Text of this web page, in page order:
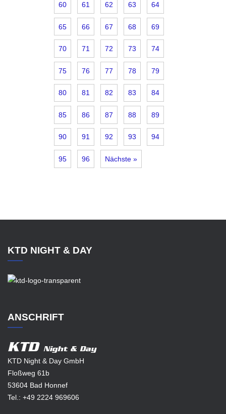
60 61 62 63 64
65 66 67 68 69
70 71 72 73 74
75 76 77 78 79
80 81 82 83 84
85 86 87 88 89
90 91 92 93 94
95 96 Nächste »
KTD NIGHT & DAY
ANSCHRIFT
KTD
Night & Day
KTD Night & Day GmbH
Floßweg 61b
53604 Bad Honnef
Tel.: +49 2224 969606